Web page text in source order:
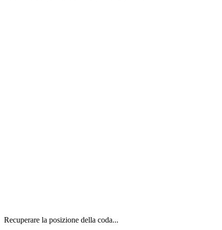
Recuperare la posizione della coda...